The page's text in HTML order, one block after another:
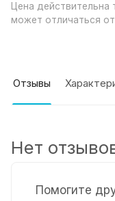
Цена действительна
может отличаться
Отзывы
Помогите
Нет